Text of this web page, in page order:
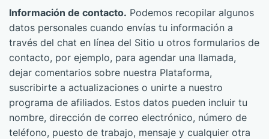
Información de contacto. Podemos recopilar algunos
datos personales cuando envías tu información a
través del chat en línea del Sitio u otros formularios de
contacto, por ejemplo, para agendar una llamada,
dejar comentarios sobre nuestra Plataforma,
suscribirte a actualizaciones o unirte a nuestro
programa de afiliados. Estos datos pueden incluir tu
nombre, dirección de correo electrónico, número de
teléfono, puesto de trabajo, mensaje y cualquier otra